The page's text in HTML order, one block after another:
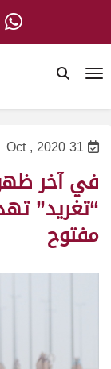
31 Oct , 2020
“تغريد”
مفتوح